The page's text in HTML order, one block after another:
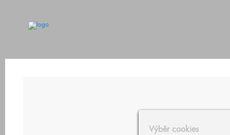
Výběr cookies